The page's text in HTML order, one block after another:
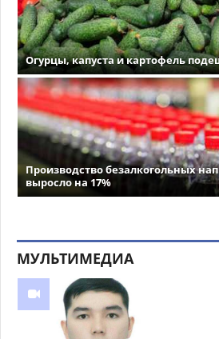
Огурцы, капуста и картофель
Производство безалкогольных
выросло на 17%
МУЛЬТИМЕДИА